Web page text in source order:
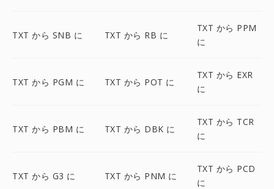
TXT から SNB に TXT から RB に
TXT から PPM
に
TXT から PGM に TXT から POT に
TXT から EXR
に
TXT から PBM に TXT から DBK に
TXT から TCR
に
TXT から G3 に TXT から PNM に
TXT から PCD
に